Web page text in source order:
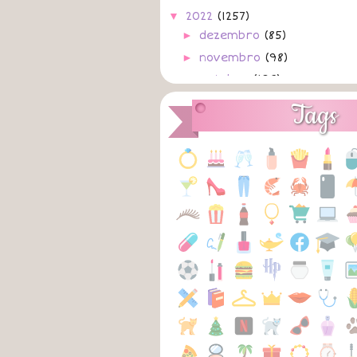
▼ 2022 (1257)
► dezembro (85)
► novembro (98)
outubro (103)
►setembro(108)
►
► junho(111)
► maio (105)
► abril (99)
► março(98)
▼ fevereiro (94)
A 28/02/2022
A Desgosto
A 27/02/2022
A Não Desista
Tags